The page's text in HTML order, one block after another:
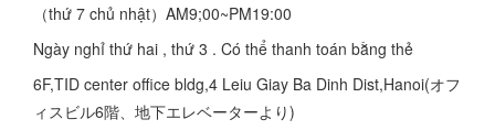
（thứ 7 chủ nhật）AM9;00~PM19:00
Ngày nghỉ thứ hai , thứ 3 . Có thể thanh toán bằng thẻ
6F,TID center office bldg,4 Leiu Giay Ba Dinh Dist,Hanoi(オフ
ィスビル6階、地下エレベーターより)